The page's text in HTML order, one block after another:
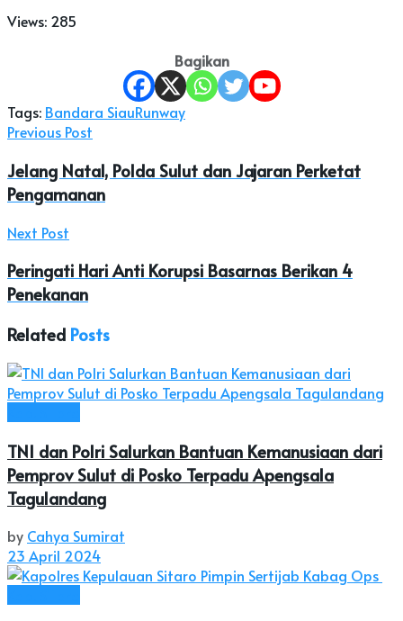
Views: 285
Bagikan
Tags: Bandara SiauRunway
Previous Post
Jelang Natal, Polda Sulut dan Jajaran Perketat
Pengamanan
Next Post
Peringati Hari Anti Korupsi Basarnas Berikan 4
Penekanan
Related Posts
TNI dan Polri Salurkan Bantuan Kemanusiaan dari
Pemprov Sulut di Posko Terpadu Apengsala
Tagulandang
by Cahya Sumirat
23 April 2024